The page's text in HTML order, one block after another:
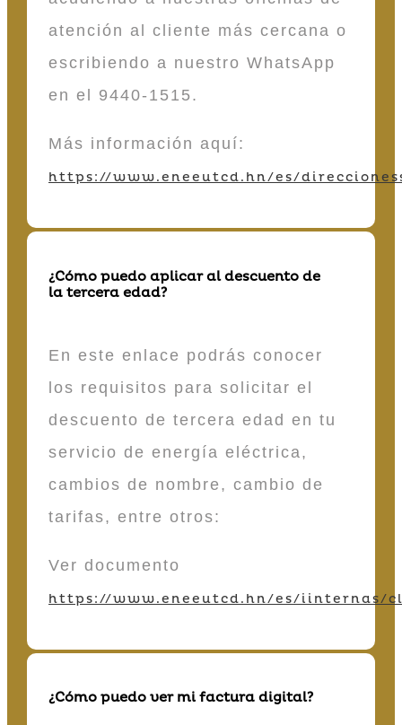
atención al cliente más cercana o
escribiendo a nuestro WhatsApp
en el 9440-1515.
Más información aquí:
https://www.eneeutcd.hn/es/
¿Cómo puedo aplicar al descuento de
la tercera edad?
En este enlace podrás conocer
los requisitos para solicitar el
descuento de tercera edad en tu
servicio de energía eléctrica,
cambios de nombre, cambio de
tarifas, entre otros:
Ver documento
https://www.eneeutcd.hn/es/iinternas/
¿Cómo puedo ver mi factura digital?